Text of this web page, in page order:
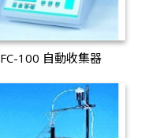
FC-100 自動收集器